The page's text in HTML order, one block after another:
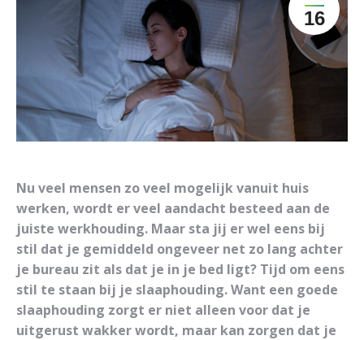
16
Nu veel mensen zo veel mogelijk vanuit huis
werken, wordt er veel aandacht besteed aan de
juiste werkhouding. Maar sta jij er wel eens bij
stil dat je gemiddeld ongeveer net zo lang achter
je bureau zit als dat je in je bed ligt? Tijd om eens
stil te staan bij je slaaphouding. Want een goede
slaaphouding zorgt er niet alleen voor dat je
uitgerust wakker wordt, maar kan zorgen dat je